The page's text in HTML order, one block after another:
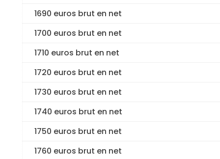
1690 euros brut en net
1700 euros brut en net
1710 euros brut en net
1720 euros brut en net
1730 euros brut en net
1740 euros brut en net
1750 euros brut en net
1760 euros brut en net